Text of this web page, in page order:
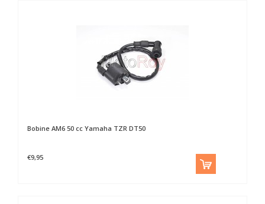
Bobine AM6 50 cc Yamaha TZR DT50
€9,95